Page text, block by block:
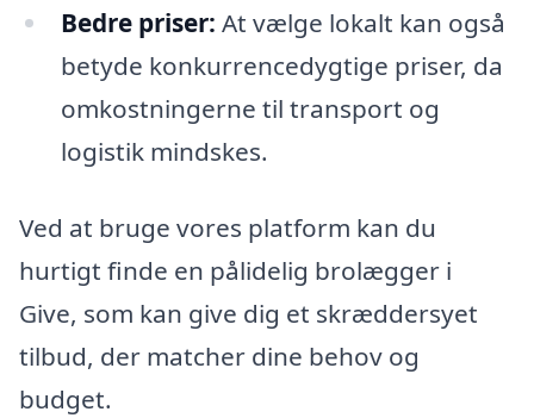
Bedre priser: At vælge lokalt kan også
betyde konkurrencedygtige priser, da
omkostningerne til transport og
logistik mindskes.
Ved at bruge vores platform kan du
hurtigt finde en pålidelig brolægger i
Give, som kan give dig et skræddersyet
tilbud, der matcher dine behov og
budget.